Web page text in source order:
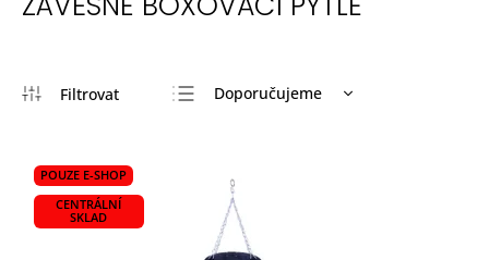
Doporučujeme
Nejprodávanější
Abecedně
POUZE E-SHOP
CENTRÁLNÍ
SKLAD